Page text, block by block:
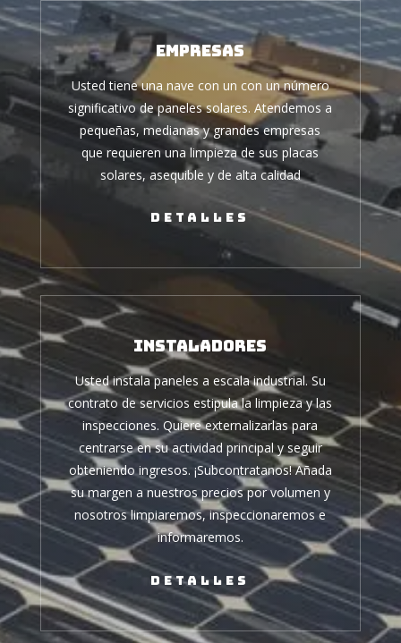
Empresas
Usted tiene una nave con un con un número
significativo de paneles solares. Atendemos a
pequeñas, medianas y grandes empresas
que requieren una limpieza de sus placas
solares, asequible y de alta calidad
Detalles
Instaladores
Usted instala paneles a escala industrial. Su
contrato de servicios estipula la limpieza y las
inspecciones. Quiere externalizarlas para
centrarse en su actividad principal y seguir
obteniendo ingresos. ¡Subcontratanos! Añada
su margen a nuestros precios por volumen y
nosotros limpiaremos, inspeccionaremos e
informaremos.
Detalles